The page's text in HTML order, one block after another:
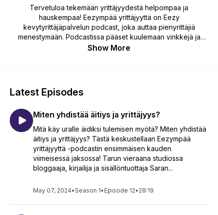
Tervetuloa tekemään yrittäjyydestä helpompaa ja
hauskempaa! Eezympää yrittäjyyttä on Eezy
kevytyrittäjäpalvelun podcast, joka auttaa pienyrittäjiä
menestymään. Podcastissa pääset kuulemaan vinkkejä ja
aitoja keskusteluja aiheista, jotka koskettavat itsensä
Tammikallio. Alkuperäisidea: Taru Tammikallio Tuotanto: Krash
Show More
Latest Episodes
Miten yhdistää äitiys ja yrittäjyys?
Mitä käy uralle äidiksi tulemisen myötä? Miten yhdistää
äitiys ja yrittäjyys? Tästä keskustellaan Eezympää
yrittäjyyttä -podcastin ensimmäisen kauden
viimeisessä jaksossa! Tarun vieraana studiossa
bloggaaja, kirjailija ja sisällöntuottaja Saran...
May 07, 2024•Season 1• Episode 12• 28:19